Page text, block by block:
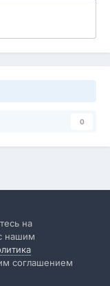
0
связь
на
нашим
соглашением